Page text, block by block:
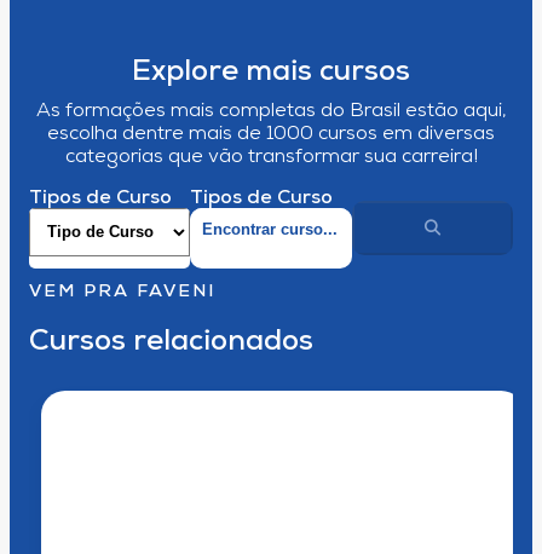
Explore mais cursos
As formações mais completas do Brasil estão aqui,
escolha dentre mais de 1000 cursos em diversas
categorias que vão transformar sua carreira!
Tipos de Curso Tipos de Curso
VEM PRA FAVENI
Cursos relacionados